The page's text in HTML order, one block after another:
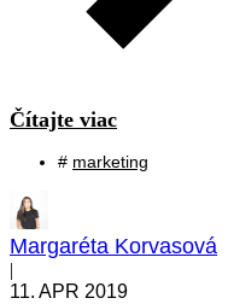
Čítajte viac
# marketing
Margaréta Korvasová
|
11. APR 2019